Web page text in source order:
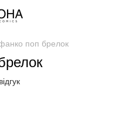
поп брелок